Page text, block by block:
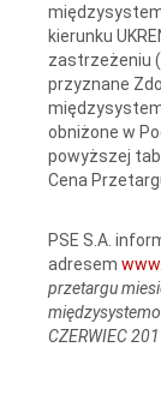
kierunku
zastrzeżeniu
przyznane
obniżone w
powyższej
Cena
PSE S.A.
adresem
przetargu
CZERWIEC